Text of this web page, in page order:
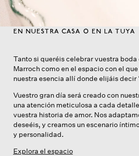
EN NUESTRA CASA O EN LA TUYA
Tanto si queréis celebrar vuestra
Marroch como en el espacio con el
nuestra esencia allí donde elijáis decir
Vuestro gran día será creado con
una atención meticulosa a cada
vuestra historia de amor. Nos
deseéis, y creamos un escenario
y personalidad.
Explora el espacio